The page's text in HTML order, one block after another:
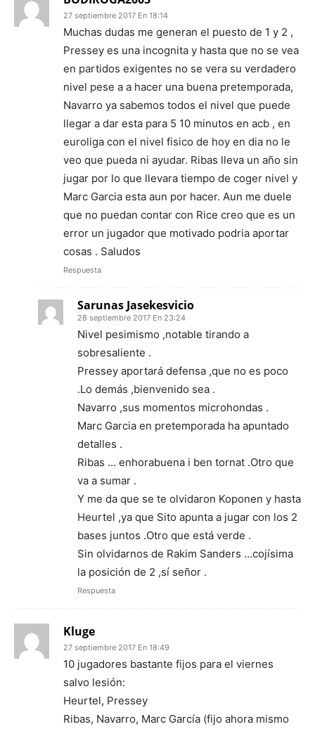
27 septiembre 2017 En 18:14
Muchas dudas me generan el puesto de 1 y 2 ,
Pressey es una incognita y hasta que no se vea
en partidos exigentes no se vera su verdadero
nivel pese a a hacer una buena pretemporada,
Navarro ya sabemos todos el nivel que puede
llegar a dar esta para 5 10 minutos en acb , en
euroliga con el nivel fisico de hoy en dia no le
veo que pueda ni ayudar. Ribas lleva un año sin
jugar por lo que llevara tiempo de coger nivel y
Marc Garcia esta aun por hacer. Aun me duele
que no puedan contar con Rice creo que es un
error un jugador que motivado podria aportar
cosas . Saludos
Respuesta
Sarunas Jasekesvicio
28 septiembre 2017 En 23:24
Nivel pesimismo ,notable tirando a
sobresaliente .
Pressey aportará defensa ,que no es poco
.Lo demás ,bienvenido sea .
Navarro ,sus momentos microhondas .
Marc Garcia en pretemporada ha apuntado
detalles .
Ribas … enhorabuena i ben tornat .Otro que
va a sumar .
Y me da que se te olvidaron Koponen y hasta
Heurtel ,ya que Sito apunta a jugar con los 2
bases juntos .Otro que está verde .
Sin olvidarnos de Rakim Sanders …cojísima
la posición de 2 ,sí señor .
Respuesta
Kluge
27 septiembre 2017 En 18:49
10 jugadores bastante fijos para el viernes
salvo lesión:
Heurtel, Pressey
Ribas, Navarro, Marc García (fijo ahora mismo